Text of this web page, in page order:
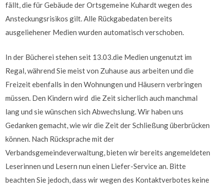
fällt, die für Gebäude der Ortsgemeine Kuhardt wegen des
Ansteckungsrisikos gilt. Alle Rückgabedaten bereits
ausgeliehener Medien wurden automatisch verschoben.
In der Bücherei stehen seit 13.03.die Medien ungenutzt im
Regal, während Sie meist von Zuhause aus arbeiten und die
Freizeit ebenfalls in den Wohnungen und Häusern verbringen
müssen. Den Kindern wird die Zeit sicherlich auch manchmal
lang und sie wünschen sich Abwechslung. Wir haben uns
Gedanken gemacht, wie wir die Zeit der Schließung überbrücken
können. Nach Rücksprache mit der
Verbandsgemeindeverwaltung, bieten wir bereits angemeldeten
Leserinnen und Lesern nun einen Liefer-Service an. Bitte
beachten Sie jedoch, dass wir wegen des Kontaktverbotes keine